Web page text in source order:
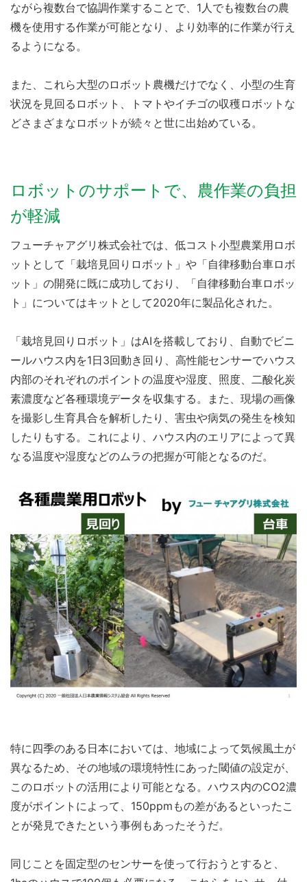
ながら複数台で協調作業することで、1人でも複数台の農
機を使用する作業が可能となり、より効率的に作業が行え
るようになる。
また、これら大型のロボット農機だけでなく、小型の生育
状況を見回るロボット、トマトやイチゴの収穫ロボットな
どさまざまなロボットが続々と世に出始めている。
ロボットのサポートで、農作業の負担
が軽減
フューチャアグリ株式会社では、低コスト小型農業用ロボ
ットとして「栽培見回りロボット」や「自律移動台車ロボ
ット」の開発に既に成功しており、「自律移動台車ロボッ
ト」についてはキットとして2020年に製品化された。
「栽培見回りロボット」はAIを搭載しており、自動でビニ
ールハウス内を1日3回動き回り、高性能センサーでハウス
内部のそれぞれのポイントの温度や湿度、照度、二酸化炭
素濃度など各種環境データを収集する。また、現場の画像
を撮影し生育具合を解析したり、害虫や病気の発生を検知
したりもする。これにより、ハウス内のエリアによって異
なる温度や湿度などのムラの把握が可能となるのだ。
特に四季のある日本においては、地域によって気候風土が
異なるため、その地域の環境特性にあった閾値の設定が、
このロボットの活用により可能となる。ハウス内のCO2濃
度がポイントによって、150ppmもの差があるといったこ
とが発見できたという事例もあったそうだ。
同じことを固定型のセンサーを使って行おうとすると、